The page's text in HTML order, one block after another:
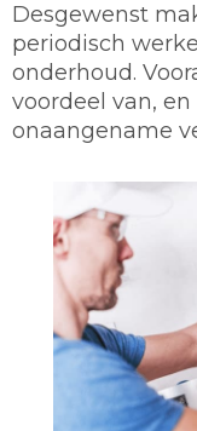
Desgewenst
periodisch
onderhoud.
voordeel van,
onaangename